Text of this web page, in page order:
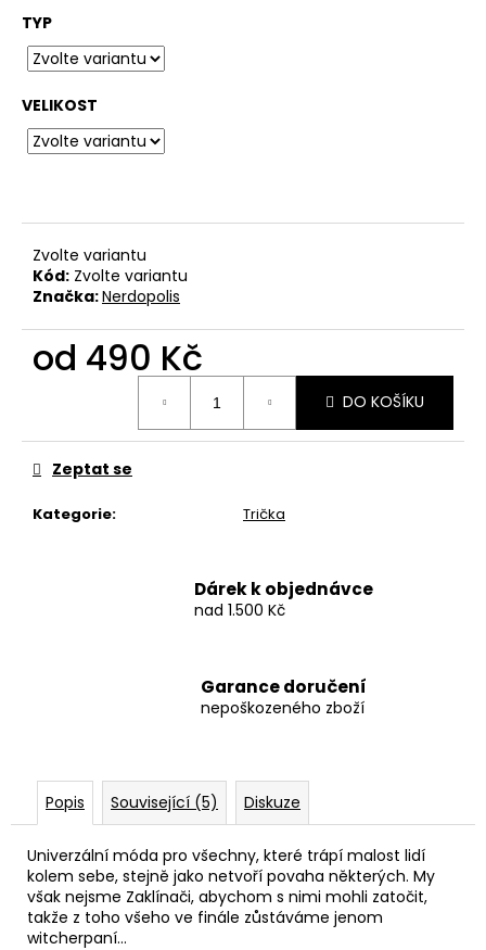
TYP
VELIKOST
Zvolte variantu
Kód: Zvolte variantu
Značka:Nerdopolis
od 490 Kč
DO KOŠÍKU
Kategorie: Trička
Zeptat se
Dárek k objednávce
nad 1.500 Kč
Garance doručení
nepoškozeného zboží
Popis Související (5) Diskuze
Univerzální móda pro všechny, které trápí malost lidí
kolem sebe, stejně jako netvoří povaha některých. My
však nejsme Zaklínači, abychom s nimi mohli zatočit,
takže z toho všeho ve finále zůstáváme jenom
witcherpaní…
u
j
e
m
e
KRABATHOR
THE
WAY
OF
DEATH
METAL